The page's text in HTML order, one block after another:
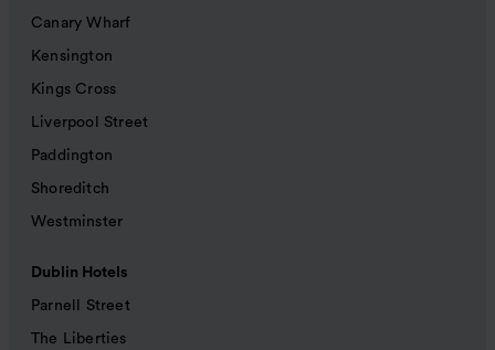
Canary Wharf
Kensington
Kings Cross
Liverpool Street
Paddington
Shoreditch
Westminster
Dublin Hotels
Parnell Street
The Liberties